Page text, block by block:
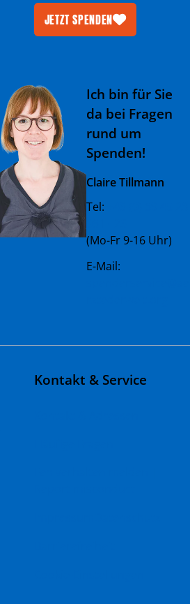
JETZT SPENDEN
Ich bin für Sie
da bei Fragen
rund um
Spenden!
Claire Tillmann
Tel:
(Mo-Fr 9-16 Uhr)
E-Mail:
Kontakt & Service